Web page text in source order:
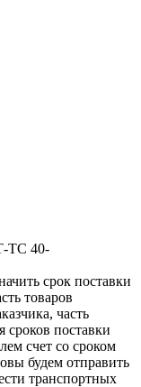
ТС 40-
срок поставки
товаров
часть
сроков поставки
счет со сроком
будем отправить
транспортных